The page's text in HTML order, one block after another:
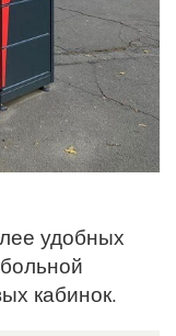
удобных
кабинок.